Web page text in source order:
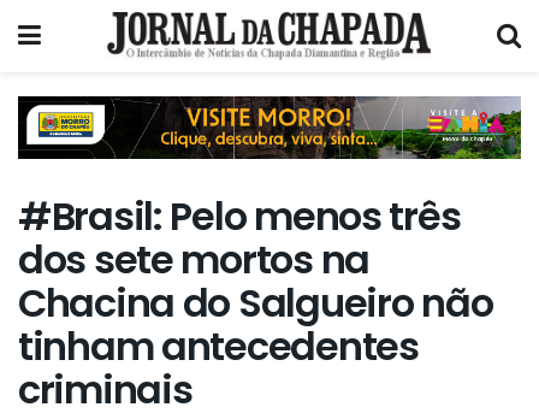
#Brasil: Pelo menos três
dos sete mortos na
Chacina do Salgueiro não
tinham antecedentes
criminais